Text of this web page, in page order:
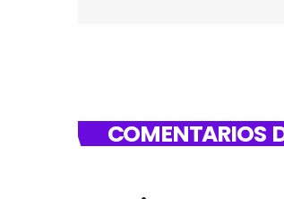
COMENTARIOS